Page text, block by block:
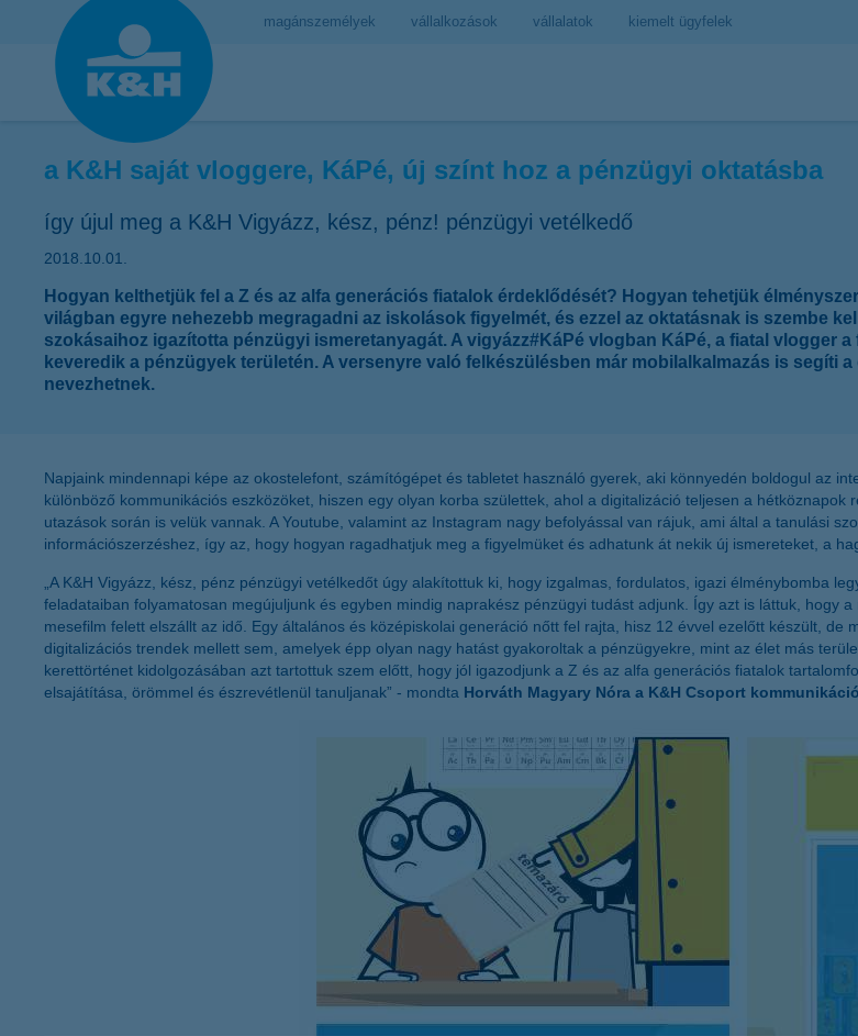
magánszemélyek vállalkozások vállalatok kiemelt ügyfelek
a K&H saját vloggere, KáPé, új színt hoz a pénzügyi oktatásba
így újul meg a K&H Vigyázz, kész, pénz! pénzügyi vetélkedő
2018.10.01.
Hogyan kelthetjük fel a Z és az alfa generációs fiatalok érdeklődését? Hogyan tehetjük
világban egyre nehezebb megragadni az iskolások figyelmét, és ezzel az oktatásnak is szembe
szokásaihoz igazította pénzügyi ismeretanyagát. A vigyázz#KáPé vlogban KáPé, a fiatal vlogger
keveredik a pénzügyek területén. A versenyre való felkészülésben már mobilalkalmazás is segíti
nevezhetnek.
Napjaink mindennapi képe az okostelefont, számítógépet és tabletet használó gyerek, aki könnyedén boldogul az
különböző kommunikációs eszközöket, hiszen egy olyan korba születtek, ahol a digitalizáció teljesen a
utazások során is velük vannak. A Youtube, valamint az Instagram nagy befolyással van rájuk, ami által a tanulási
információszerzéshez, így az, hogy hogyan ragadhatjuk meg a figyelmüket és adhatunk át nekik új ismereteket, a
„A K&H Vigyázz, kész, pénz pénzügyi vetélkedőt úgy alakítottuk ki, hogy izgalmas, fordulatos, igazi élménybomba
feladataiban folyamatosan megújuljunk és egyben mindig naprakész pénzügyi tudást adjunk. Így azt is láttuk, hogy
mesefilm felett elszállt az idő. Egy általános és középiskolai generáció nőtt fel rajta, hisz 12 évvel ezelőtt készült,
digitalizációs trendek mellett sem, amelyek épp olyan nagy hatást gyakoroltak a pénzügyekre, mint az élet más
kerettörténet kidolgozásában azt tartottuk szem előtt, hogy jól igazodjunk a Z és az alfa generációs fiatalok
elsajátítása, örömmel és észrevétlenül tanuljanak” - mondta Horváth Magyary Nóra a K&H Csoport